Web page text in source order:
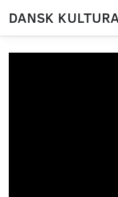
DANSK